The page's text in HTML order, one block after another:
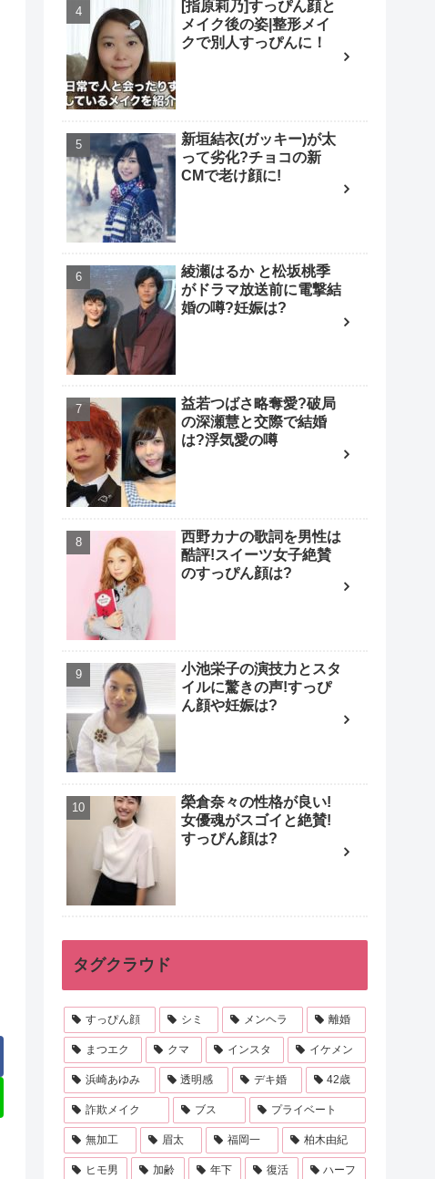
[指原莉乃]すっぴん顔と
メイク後の姿|整形メイ
クで別人すっぴんに！
新垣結衣(ガッキー)が太
って劣化?チョコの新
CMで老け顔に!
綾瀬はるか と松坂桃季
がドラマ放送前に電撃結
婚の噂?妊娠は?
益若つばさ略奪愛?破局
の深瀬慧と交際で結婚
は?浮気愛の噂
西野カナの歌詞を男性は
酷評!スイーツ女子絶賛
のすっぴん顔は?
小池栄子の演技力とスタ
イルに驚きの声!すっぴ
ん顔や妊娠は?
榮倉奈々の性格が良い!
女優魂がスゴイと絶賛!
すっぴん顔は?
タグクラウド
すっぴん顔 シミ メンヘラ 離婚
まつエク クマ インスタ イケメン
浜崎あゆみ 透明感 デキ婚 42歳
詐欺メイク ブス プライベート
無加工 眉太 福岡一 柏木由紀
ヒモ男 加齢 年下 復活 ハーフ